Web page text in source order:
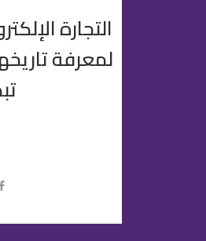
التجارة
لمعرفة